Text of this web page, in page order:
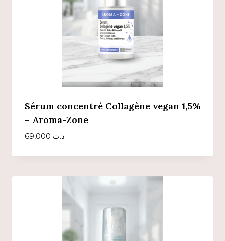
Sérum concentré Collagène vegan 1,5%
– Aroma-Zone
د.ت